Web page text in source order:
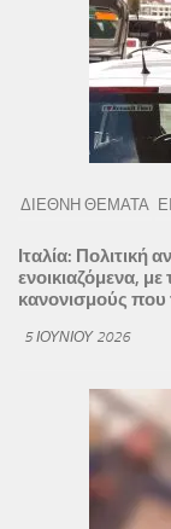
ΔΙΕΘΝΗ ΘΕΜΑΤΑ
Ιταλία: Πολιτική
ενοικιαζόμενα,
κανονισμούς που
5 ΙΟΥΝΊΟΥ 2026